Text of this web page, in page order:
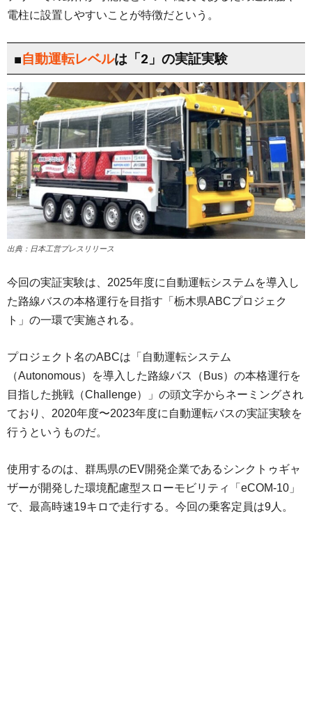
電柱に設置しやすいことが特徴だという。
■自動運転レベルは「2」の実証実験
出典：日本工営プレスリリース
今回の実証実験は、2025年度に自動運転システムを導入し
た路線バスの本格運行を目指す「栃木県ABCプロジェク
ト」の一環で実施される。
プロジェクト名のABCは「自動運転システム
（Autonomous）を導入した路線バス（Bus）の本格運行を
目指した挑戦（Challenge）」の頭文字からネーミングされ
ており、2020年度〜2023年度に自動運転バスの実証実験を
行うというものだ。
使用するのは、群馬県のEV開発企業であるシンクトゥギャ
ザーが開発した環境配慮型スローモビリティ「eCOM-10」
で、最高時速19キロで走行する。今回の乗客定員は9人。